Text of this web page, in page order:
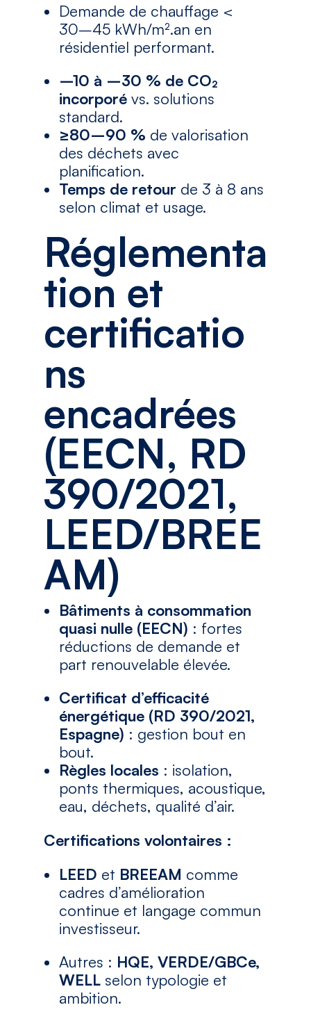
Demande de chauffage <
30–45 kWh/m².an en
résidentiel performant.
–10 à –30 % de CO₂
incorporévs. solutions
standard.
≥80–90 % de valorisation
des déchets avec
planification.
Temps de retour de 3 à 8 ans
selon climat et usage.
Réglementa
tion et
certificatio
ns
encadrées
(EECN, RD
390/2021,
LEED/BREE
AM)
Bâtiments à consommation
quasi nulle (EECN) : fortes
réductions de demande et
part renouvelable élevée.
Certificat d’efficacité
énergétique (RD 390/2021,
Espagne) : gestion bout en
bout.
Règles locales : isolation,
ponts thermiques, acoustique,
eau, déchets, qualité d’air.
Certifications volontaires :
LEED et BREEAM comme
cadres d’amélioration
continue et langage commun
investisseur.
Autres : HQE, VERDE/GBCe,
WELLselon typologie et
ambition.